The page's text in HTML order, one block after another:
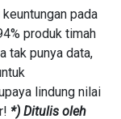
pada
produk timah
tak punya data,
lindung nilai
*) Ditulis oleh